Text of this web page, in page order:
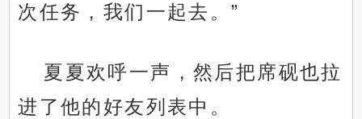
次任务，我们一起去。”
夏夏欢呼一声，然后把席砚也拉
进了他的好友列表中。